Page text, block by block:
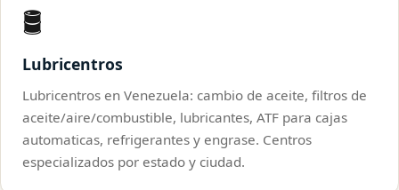
🛢️
Lubricentros
Lubricentros en Venezuela: cambio de aceite, filtros de
aceite/aire/combustible, lubricantes, ATF para cajas
automaticas, refrigerantes y engrase. Centros
especializados por estado y ciudad.